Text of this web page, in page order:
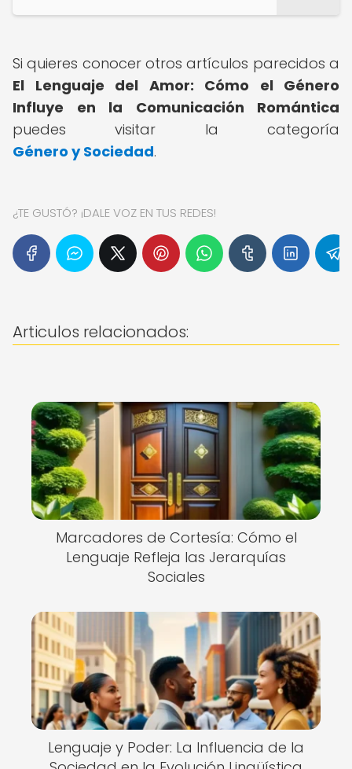
Si quieres conocer otros artículos parecidos a
El Lenguaje del Amor: Cómo el Género
Influye en la Comunicación Romántica
puedes visitar la categoría
Género y Sociedad.
¿TE GUSTÓ? ¡DALE VOZ EN TUS REDES!
Articulos relacionados:
Marcadores de Cortesía: Cómo el
Lenguaje Refleja las Jerarquías
Sociales
Lenguaje y Poder: La Influencia de la